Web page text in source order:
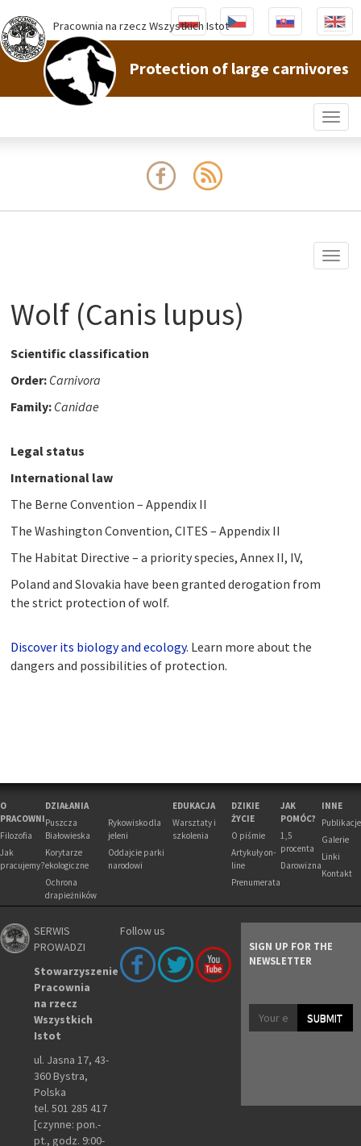
Pracownia na rzecz Wszystkich Istot
Protection of large carnivores
Wolf (Canis lupus)
Scientific classification
Order: Carnivora
Family: Canidae
Legal status
International law
The Berne Convention – Appendix II
The Washington Convention, CITES – Appendix II
The Habitat Directive – a priority species, Annex II, IV,
Poland and Slovakia have been granted derogation from
the strict protection of wolf.
Discover its biology and ecology. Learn more about the
dangers and possibilities of protection.
O
PRACOWNI
Filozofia
Jak
pracujemy?
DZIAŁANIA
Puszcza
Białowieska
Korytarze
ekologiczne
Ochrona
drapieżników
Rykowisko dla
jeleni
Oddajcie parki
narodowi
EDUKACJA
Warsztaty i
szkolenia
DZIKIE
ŻYCIE
O piśmie
Artykuły on-
line
Prenumerata
JAK
POMÓC?
1,5
procenta
Darowizna
INNE
Publikacje
Galerie
Linki
Kontakt
SERWIS
PROWADZI
Stowarzyszenie
Pracownia
na rzecz
Wszystkich
Istot
ul. Jasna 17, 43-
360 Bystra,
Polska
tel. 501 285 417
[czynne: pon.-
pt., godz. 9:00-
Follow us
SIGN UP FOR THE
NEWSLETTER
SUBMIT